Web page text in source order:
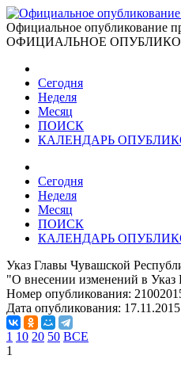
Официальное опубликование
ОФИЦИАЛЬНОЕ
Сегодня
Неделя
Месяц
ПОИСК
КАЛЕНДАРЬ
Сегодня
Неделя
Месяц
ПОИСК
КАЛЕНДАРЬ
Указ Главы Чувашской
"О внесении изменений в Указ
Номер опубликования:
Дата опубликования: 17.11.2015
1 10 20 50 ВСЕ
1